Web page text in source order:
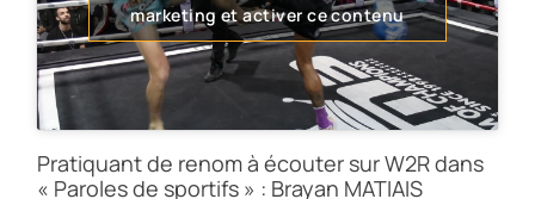
marketing et activer ce contenu
Pratiquant de renom à écouter sur W2R dans
« Paroles de sportifs » : Brayan MATIAIS